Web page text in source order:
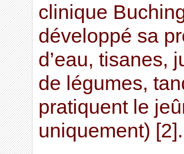
clinique
développé sa
d’eau, tisanes,
de légumes,
pratiquent le
uniquement) [2].